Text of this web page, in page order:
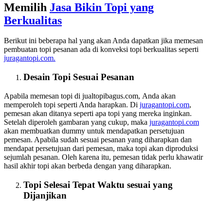
Memilih Jasa Bikin Topi yang
Berkualitas
Berikut ini beberapa hal yang akan Anda dapatkan jika memesan
pembuatan topi pesanan ada di konveksi topi berkualitas seperti
juragantopi.com.
Desain Topi Sesuai Pesanan
Apabila memesan topi di jualtopibagus.com, Anda akan
memperoleh topi seperti Anda harapkan. Di juragantopi.com,
pemesan akan ditanya seperti apa topi yang mereka inginkan.
Setelah diperoleh gambaran yang cukup, maka juragantopi.com
akan membuatkan dummy untuk mendapatkan persetujuan
pemesan. Apabila sudah sesuai pesanan yang diharapkan dan
mendapat persetujuan dari pemesan, maka topi akan diproduksi
sejumlah pesanan. Oleh karena itu, pemesan tidak perlu khawatir
hasil akhir topi akan berbeda dengan yang diharapkan.
Topi Selesai Tepat Waktu sesuai yang
Dijanjikan